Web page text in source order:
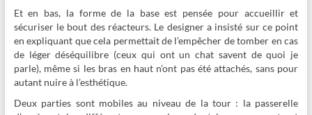
Et en bas, la forme de la base est pensée pour accueillir et
sécuriser le bout des réacteurs. Le designer a insisté sur ce point
en expliquant que cela permettait de l’empêcher de tomber en cas
de léger déséquilibre (ceux qui ont un chat savent de quoi je
parle), même si les bras en haut n’ont pas été attachés, sans pour
autant nuire à l’esthétique.
Deux parties sont mobiles au niveau de la tour : la passerelle